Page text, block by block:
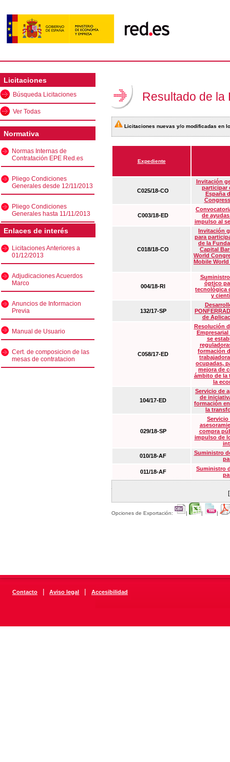
Licitaciones
Búsqueda Licitaciones
Ver Todas
Normativa
Normas Internas de
Contratación EPE Red.es
Pliego Condiciones
Generales desde 12/11/2013
Pliego Condiciones
Generales hasta 11/11/2013
Enlaces de interés
Licitaciones Anteriores a
01/12/2013
Adjudicaciones Acuerdos
Marco
Anuncios de Informacion
Previa
Manual de Usuario
Cert. de composicion de las
mesas de contratacion
Resultado de la
Licitaciones nuevas y/o modificadas en
Expediente
C025/18-CO
Invitación
participar
España
C003/18-ED
de
impulso al
C018/18-CO
Invitación
para
de la
Capital
World
Mobile
004/18-RI
óptico
tecnológica
y
132/17-SP
de
C058/17-ED
Resolución
Empresarial
se
formación
ocupadas,
mejora de
ámbito de la
la
104/17-ED
Servicio de
de
formación
la
029/18-SP
Servicio
compra
impulso de
010/18-AF
Suministro
011/18-AF
Suministro
Opciones de Exportación: | | |
Contacto | Aviso legal | Accesibilidad